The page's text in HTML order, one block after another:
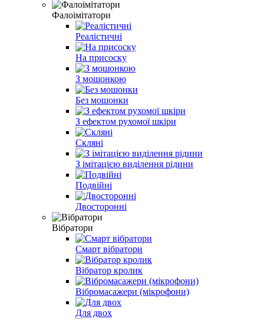
Фалоімітатори
Реалістичні
На присоску
З мошонкою
Без мошонки
З ефектом рухомої шкіри
Скляні
З імітацією виділення рідини
Подвійні
Двосторонні
Вібратори
Смарт вібратори
Вібратор кролик
Вібромасажери (мікрофони)
Для двох